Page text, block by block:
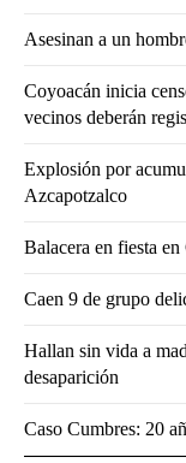
Asesinan a un
Coyoacán inicia
vecinos deberán
Explosión por
Azcapotzalco
Balacera en fiesta
Caen 9 de grupo
Hallan sin vida a
desaparición
Caso Cumbres: 20